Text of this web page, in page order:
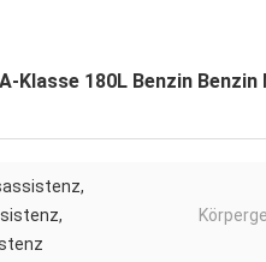
Klasse 180L Benzin Benzin